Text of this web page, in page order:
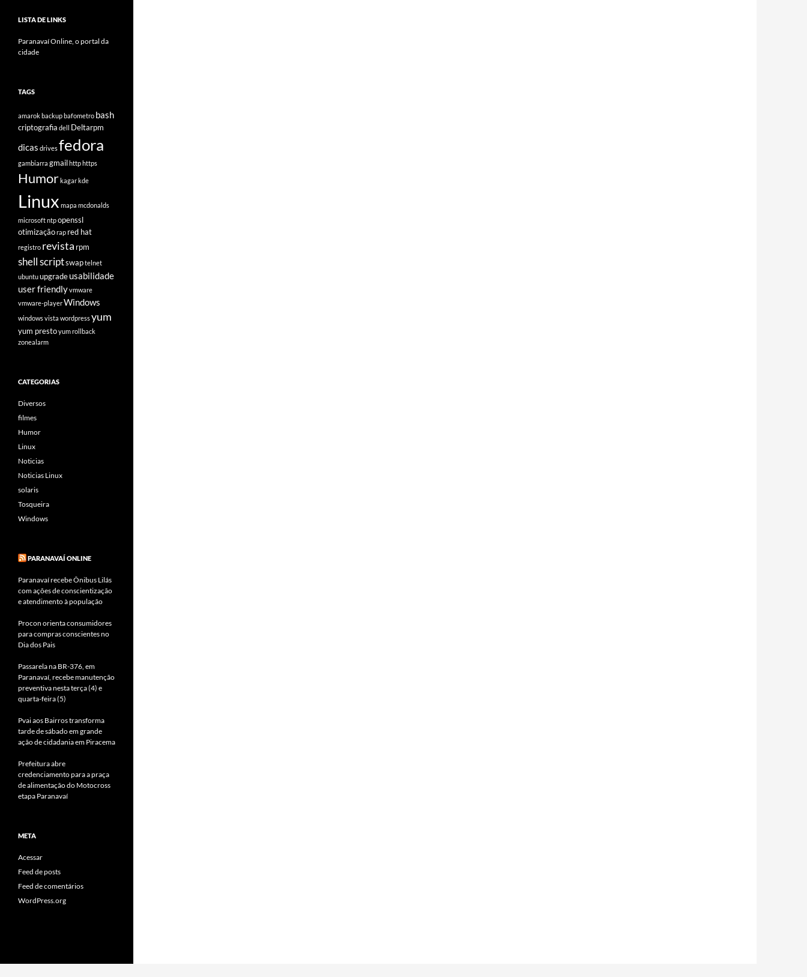
LISTA DE LINKS
Paranavaí Online, o portal da
cidade
TAGS
amarokbackupbafometro bash
criptografia dell Deltarpm
dicas drivesfedora
gambiarra gmailhttphttps
Humorkagarkde
Linux mapa mcdonalds
microsoftntpopenssl
otimizaçãorap red hat
registro revista rpm
shell scriptswaptelnet
ubuntuupgradeusabilidade
user friendlyvmware
vmware-playerWindows
windows vista wordpressyum
yum prestoyum rollback
zonealarm
CATEGORIAS
Diversos
filmes
Humor
Linux
Noticias
Noticias Linux
solaris
Tosqueira
Windows
PARANAVAÍ ONLINE
Paranavaí recebe Ônibus Lilás
com ações de conscientização
e atendimento à população
Procon orienta consumidores
para compras conscientes no
Dia dos Pais
Passarela na BR-376, em
Paranavaí, recebe manutenção
preventiva nesta terça (4) e
quarta-feira (5)
Pvai aos Bairros transforma
tarde de sábado em grande
ação de cidadania em Piracema
Prefeitura abre
credenciamento para a praça
de alimentação do Motocross
etapa Paranavaí
META
Acessar
Feed de posts
Feed de comentários
WordPress.org